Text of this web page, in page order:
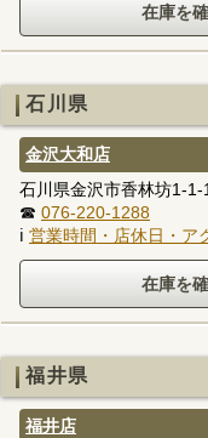
石川県
金沢大和店
石川県金沢市香林坊1-
☎ 076-220-1288
ℹ 営業時間・店休日・ア
福井県
福井店